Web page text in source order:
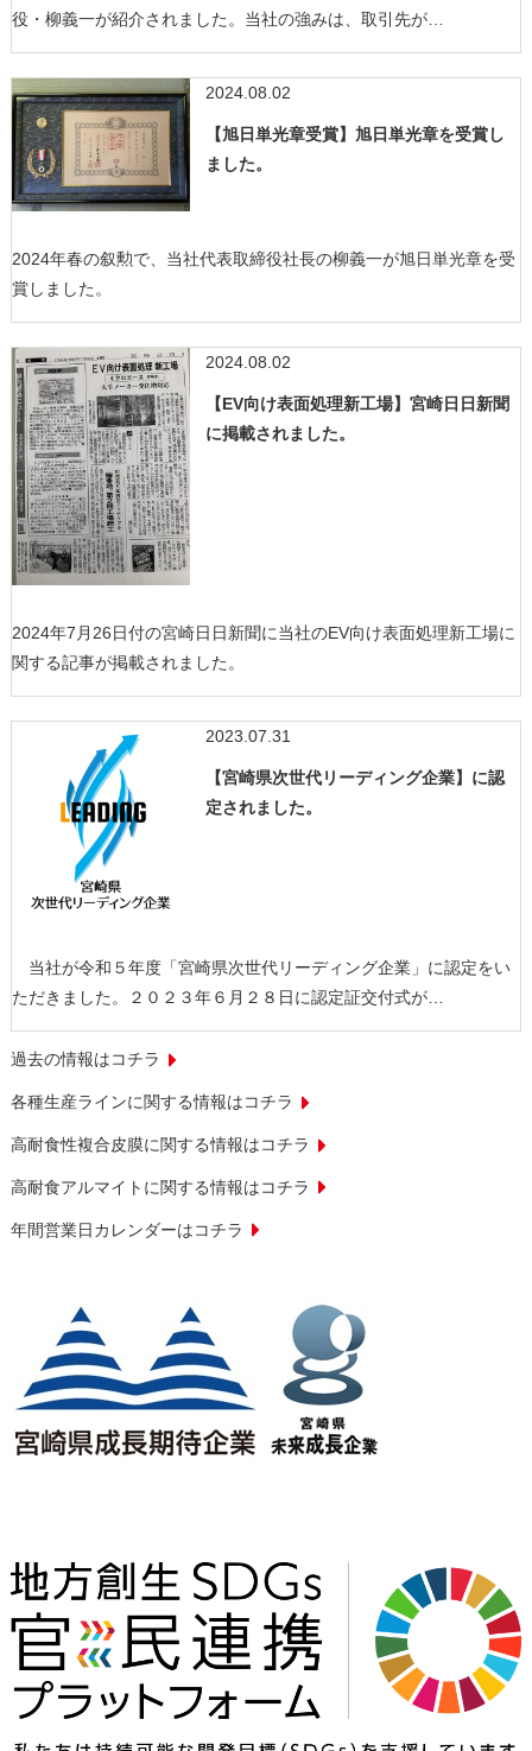
役・柳義一が紹介されました。当社の強みは、取引先が…
2024.08.02
【旭日単光章受賞】旭日単光章を受賞し
ました。
2024年春の叙勲で、当社代表取締役社長の柳義一が旭日単光章を受
賞しました。
2024.08.02
【EV向け表面処理新工場】宮崎日日新聞
に掲載されました。
2024年7月26日付の宮崎日日新聞に当社のEV向け表面処理新工場に
関する記事が掲載されました。
2023.07.31
【宮崎県次世代リーディング企業】に認
定されました。
当社が令和５年度「宮崎県次世代リーディング企業」に認定をい
ただきました。２０２３年６月２８日に認定証交付式が…
過去の情報はコチラ
各種生産ラインに関する情報はコチラ
高耐食性複合皮膜に関する情報はコチラ
高耐食アルマイトに関する情報はコチラ
年間営業日カレンダーはコチラ